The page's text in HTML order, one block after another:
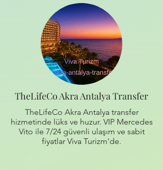
TheLifeCo Akra Antalya Transfer
TheLifeCo Akra Antalya transfer
hizmetinde lüks ve huzur. VIP Mercedes
Vito ile 7/24 güvenli ulaşım ve sabit
fiyatlar Viva Turizm'de.